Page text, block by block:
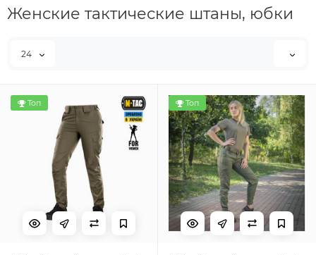
Женские тактические штаны, юбки
24
Топ Топ